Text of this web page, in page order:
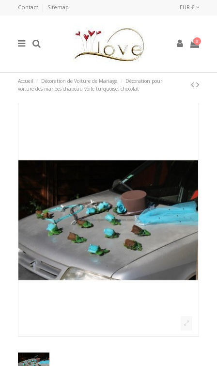
Contact Sitemap EUR €
0
Accueil Décoration de Voiture de Mariage
Décoration pour
voiture des mariées chapeau voile turquoise, chocolat